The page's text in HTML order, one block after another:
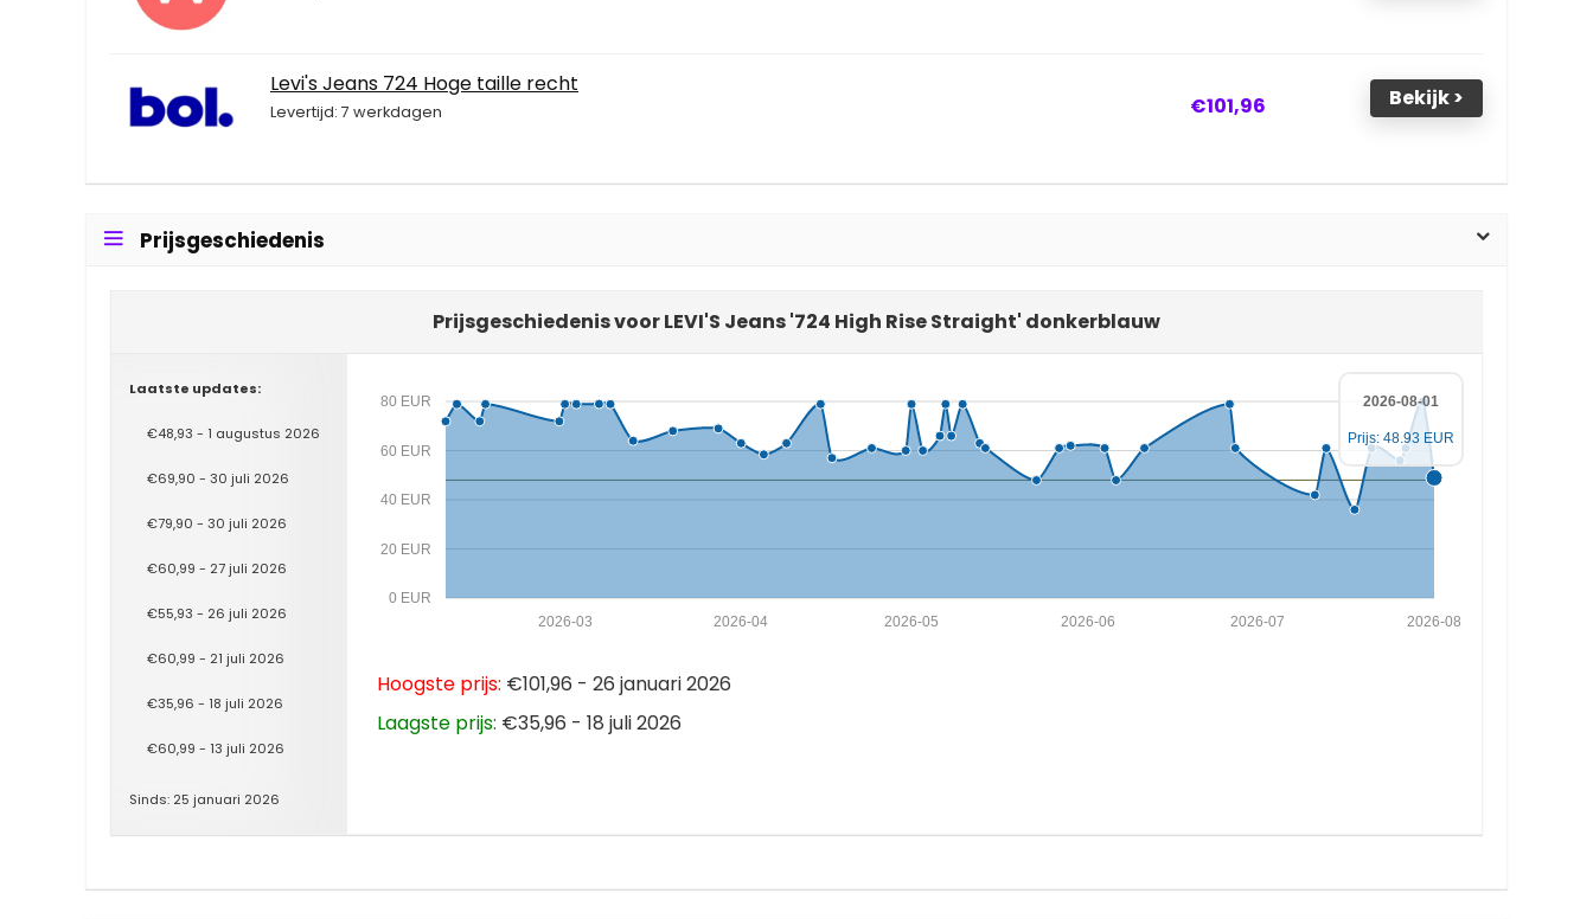
Levi's Jeans 724 Hoge taille recht
Levertijd: 7 werkdagen €101,96 Bekijk >
Prijsgeschiedenis
Prijsgeschiedenis voor LEVI'S Jeans '724 High Rise Straight' donkerblauw
Laatste updates:
€48,93 - 1 augustus 2026
€69,90 - 30 juli 2026
€79,90 - 30 juli 2026
€60,99 - 27 juli 2026
€55,93 - 26 juli 2026
€60,99 - 21 juli 2026
€35,96 - 18 juli 2026
€60,99 - 13 juli 2026
Sinds: 25 januari 2026
0 EUR
20 EUR
40 EUR
60 EUR
80 EUR
2026-08
2026-07
2026-06
2026-05
2026-04
2026-03
2026-08-01
Prijs: 48.93 EUR
Hoogste prijs: €101,96 - 26 januari 2026
Laagste prijs: €35,96 - 18 juli 2026